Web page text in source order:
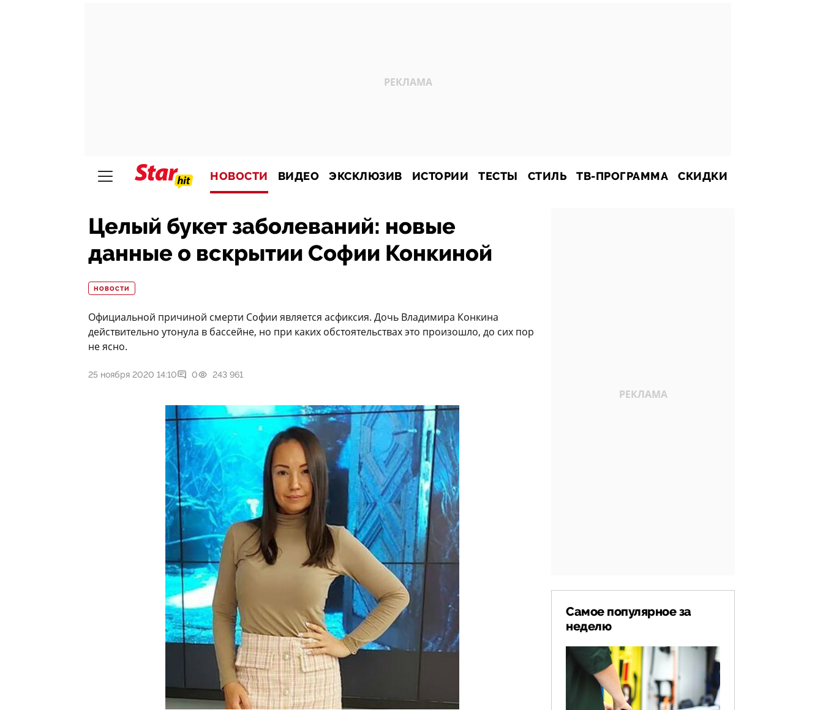
НОВОСТИ ВИДЕО ЭКСКЛЮЗИВ ИСТОРИИ ТЕСТЫ СТИЛЬ ТВ-ПРОГРАММА СКИДКИ
Целый букет заболеваний: новые
данные о вскрытии Софии Конкиной
НОВОСТИ
Официальной причиной смерти Софии является асфиксия. Дочь Владимира Конкина
действительно утонула в бассейне, но при каких обстоятельствах это произошло, до сих пор
не ясно.
25 ноября 2020 14:10 0 243 961
Самое популярное за
неделю